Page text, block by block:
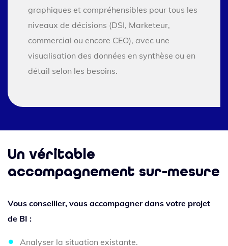
graphiques et compréhensibles pour tous les
niveaux de décisions (DSI, Marketeur,
commercial ou encore CEO), avec une
visualisation des données en synthèse ou en
détail selon les besoins.
Un véritable
accompagnement sur-mesure
Vous conseiller, vous accompagner dans votre projet
de BI :
Analyser la situation existante.